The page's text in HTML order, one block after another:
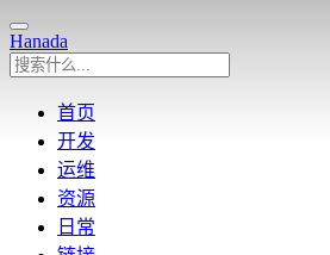
Hanada
首页
开发
运维
资源
日常